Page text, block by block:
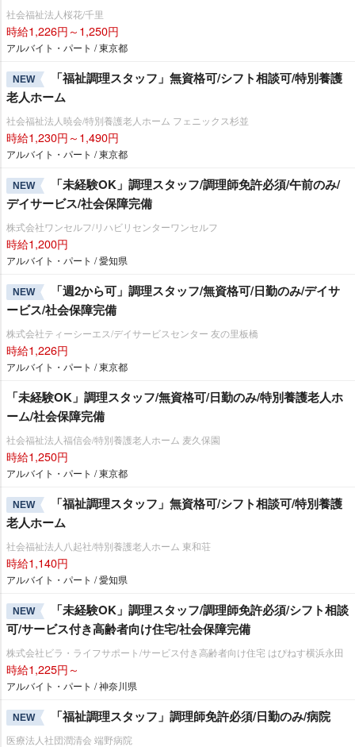
社会福祉法人桜花/千里
時給1,226円～1,250円
アルバイト・パート / 東京都
NEW
「福祉調理スタッフ」無資格可/シフト相談可/特別養護
老人ホーム
社会福祉法人暁会/特別養護老人ホーム フェニックス杉並
時給1,230円～1,490円
アルバイト・パート / 東京都
NEW
「未経験OK」調理スタッフ/調理師免許必須/午前のみ/
デイサービス/社会保障完備
株式会社ワンセルフ/リハビリセンターワンセルフ
時給1,200円
アルバイト・パート / 愛知県
NEW
「週2から可」調理スタッフ/無資格可/日勤のみ/デイサ
ービス/社会保障完備
株式会社ティーシーエス/デイサービスセンター 友の里板橋
時給1,226円
アルバイト・パート / 東京都
「未経験OK」調理スタッフ/無資格可/日勤のみ/特別養護老人ホ
ーム/社会保障完備
社会福祉法人福信会/特別養護老人ホーム 麦久保園
時給1,250円
アルバイト・パート / 東京都
NEW
「福祉調理スタッフ」無資格可/シフト相談可/特別養護
老人ホーム
社会福祉法人八起社/特別養護老人ホーム 東和荘
時給1,140円
アルバイト・パート / 愛知県
NEW
「未経験OK」調理スタッフ/調理師免許必須/シフト相談
可/サービス付き高齢者向け住宅/社会保障完備
株式会社ビラ・ライフサポート/サービス付き高齢者向け住宅 はぴねす横浜永田
時給1,225円～
アルバイト・パート / 神奈川県
NEW 「福祉調理スタッフ」調理師免許必須/日勤のみ/病院
医療法人社団潤清会 端野病院